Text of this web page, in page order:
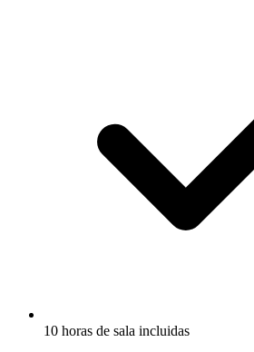
10 horas de sala incluidas